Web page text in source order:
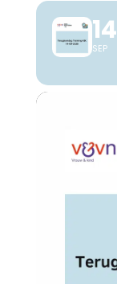
14
SEP